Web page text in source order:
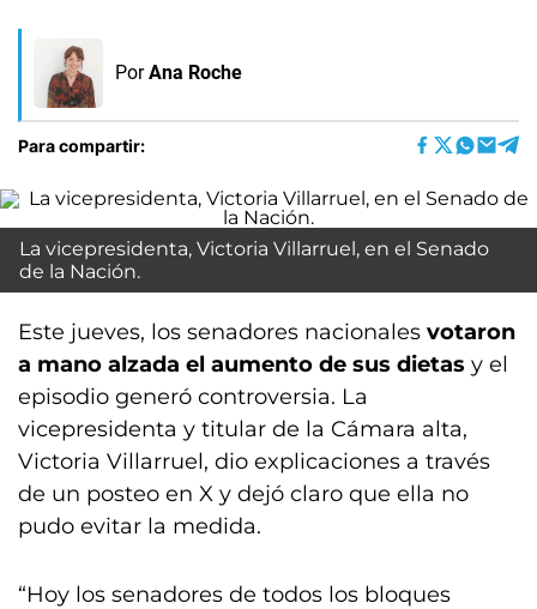
Por Ana Roche
Para compartir:
La vicepresidenta, Victoria Villarruel, en el Senado
de la Nación.
Este jueves, los senadores nacionales votaron
a mano alzada el aumento de sus dietas y el
episodio generó controversia. La
vicepresidenta y titular de la Cámara alta,
Victoria Villarruel, dio explicaciones a través
de un posteo en X y dejó claro que ella no
pudo evitar la medida.
“Hoy los senadores de todos los bloques